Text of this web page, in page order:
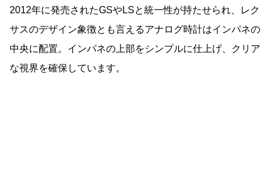
2012年に発売されたGSやLSと統一性が持たせられ、レク
サスのデザイン象徴とも言えるアナログ時計はインパネの
中央に配置。インパネの上部をシンプルに仕上げ、クリア
な視界を確保しています。